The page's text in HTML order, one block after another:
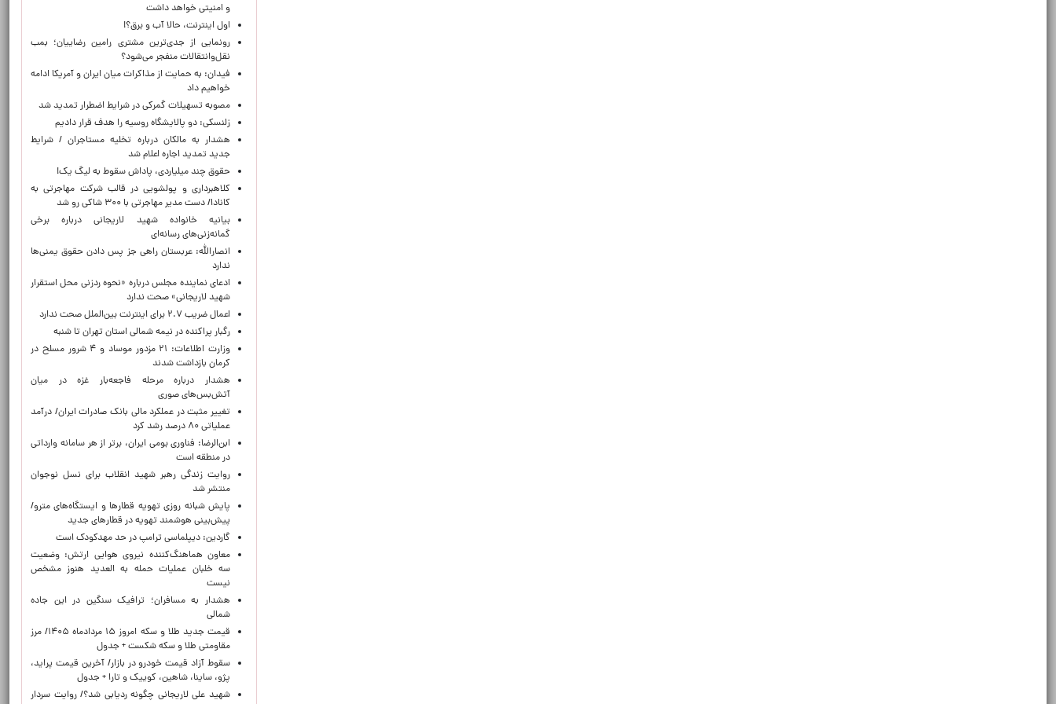
و امنیتی خواهد داشت
اول اینترنت، حالا آب و برق؟!
رونمایی از جدی‌ترین مشتری رامین رضاییان؛ بمب
نقل‌وانتقالات منفجر می‌شود؟
فیدان: به حمایت از مذاکرات میان ایران و آمریکا ادامه
خواهیم داد
مصوبه تسهیلات گمرکی در شرایط اضطرار تمدید شد
زلنسکی: دو پالایشگاه روسیه را هدف قرار دادیم
هشدار به مالکان درباره تخلیه مستاجران / شرایط
جدید تمدید اجاره اعلام شد
حقوق چند میلیاردی، پاداش سقوط به لیگ یک!
کلاهبرداری و پولشویی در قالب شرکت مهاجرتی به
کانادا/ دست مدیر مهاجرتی با ۳۰۰ شاکی رو شد
بیانیه خانواده شهید لاریجانی درباره برخی
گمانه‌زنی‌های رسانه‌ای
انصارالله: عربستان راهی جز پس دادن حقوق یمنی‌ها
ندارد
ادعای نماینده مجلس درباره «نحوه ردزنی محل استقرار
شهید لاریجانی» صحت ندارد
اعمال ضریب ۲.۷ برای اینترنت بین‌الملل صحت ندارد
رگبار پراکنده در نیمه شمالی استان تهران تا شنبه
وزارت اطلاعات: ۲۱ مزدور موساد و ۴ شرور مسلح در
کرمان بازداشت شدند
هشدار درباره مرحله فاجعه‌بار غزه در میان
آتش‌بس‌های صوری
تغییر مثبت در عملکرد مالی بانک صادرات ایران/ درآمد
عملیاتی ۸۰ درصد رشد کرد
ابن‌الرضا: فناوری بومی ایران، برتر از هر سامانه وارداتی
در منطقه است
روایت زندگی رهبر شهید انقلاب برای نسل نوجوان
منتشر شد
پایش شبانه روزی تهویه قطارها و ایستگاه‌های مترو/
پیش‌بینی هوشمند تهویه در قطارهای جدید
گاردین: دیپلماسی ترامپ در حد مهدکودک است
معاون هماهنگ‌کننده نیروی هوایی ارتش: وضعیت
سه خلبان عملیات حمله به العدید هنوز مشخص
نیست
هشدار به مسافران؛ ترافیک سنگین در این جاده
شمالی
قیمت جدید طلا و سکه امروز ۱۵ مردادماه ۱۴۰۵/ مرز
مقاومتی طلا و سکه شکست + جدول
سقوط آزاد قیمت خودرو در بازار/ آخرین قیمت پراید،
پژو، ساینا، شاهین، کوییک و تارا + جدول
شهید علی لاریجانی چگونه ردیابی شد؟/ روایت سردار